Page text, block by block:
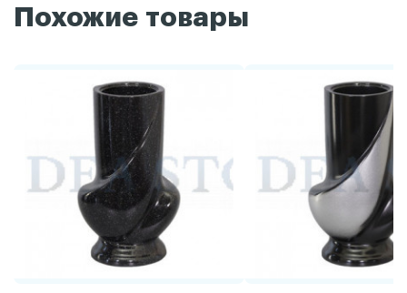
Похожие товары